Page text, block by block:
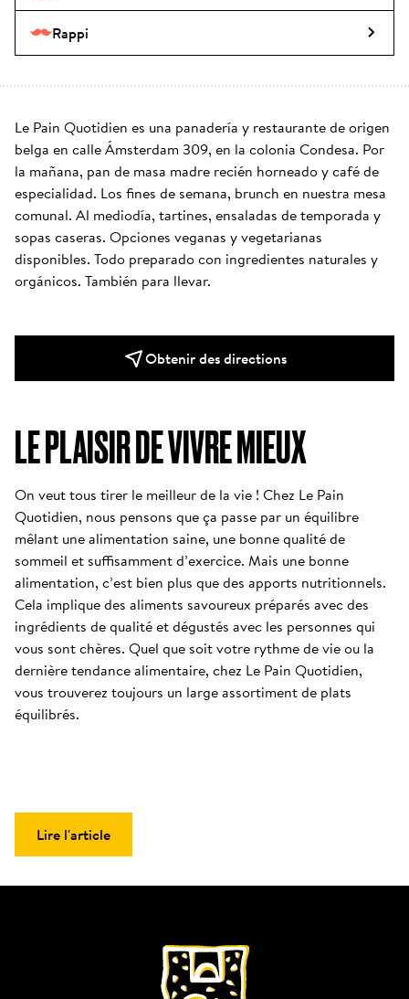
Rappi
Le Pain Quotidien es una panadería y restaurante de origen
belga en calle Ámsterdam 309, en la colonia Condesa. Por
la mañana, pan de masa madre recién horneado y café de
especialidad. Los fines de semana, brunch en nuestra mesa
comunal. Al mediodía, tartines, ensaladas de temporada y
sopas caseras. Opciones veganas y vegetarianas
disponibles. Todo preparado con ingredientes naturales y
orgánicos. También para llevar.
Obtenir des directions
LE PLAISIR DE VIVRE MIEUX
On veut tous tirer le meilleur de la vie ! Chez Le Pain
Quotidien, nous pensons que ça passe par un équilibre
mêlant une alimentation saine, une bonne qualité de
sommeil et suffisamment d’exercice. Mais une bonne
alimentation, c’est bien plus que des apports nutritionnels.
Cela implique des aliments savoureux préparés avec des
ingrédients de qualité et dégustés avec les personnes qui
vous sont chères. Quel que soit votre rythme de vie ou la
dernière tendance alimentaire, chez Le Pain Quotidien,
vous trouverez toujours un large assortiment de plats
équilibrés.
Lire l'article